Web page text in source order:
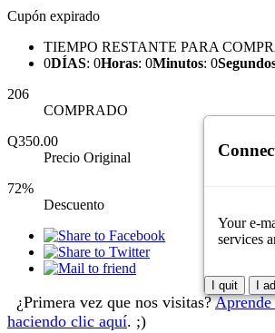
Cupón expirado
TIEMPO RESTANTE PARA
0DÍAS: 0Horas: 0Minutos: 0
206
COMPRADO
Q350.00
Precio Original
72%
Descuento
¿Primera vez que nos visitas?
haciendo clic aquí. ;)
Your e-
services
I quit I